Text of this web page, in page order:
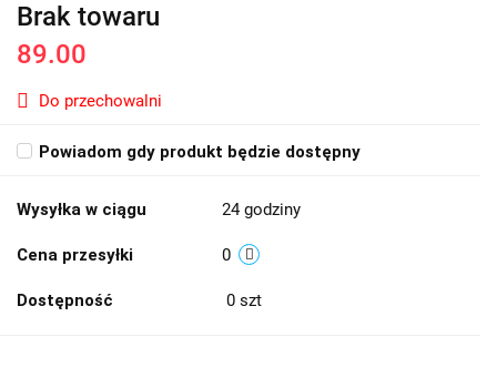
Brak towaru
89.00
Do przechowalni
Powiadom gdy produkt będzie dostępny
Wysyłka w ciągu 24 godziny
Cena przesyłki 0
Dostępność 0 szt